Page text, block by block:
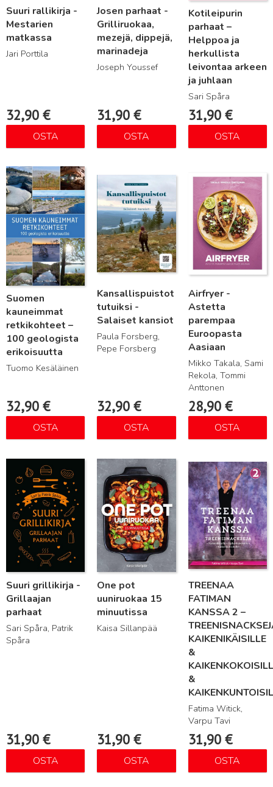
Suuri rallikirja -
Mestarien
matkassa
Jari Porttila
32,90 €
OSTA
Josen parhaat -
Grilliruokaa,
mezejä, dippejä,
marinadeja
Joseph Youssef
31,90€
OSTA
Kotileipurin
parhaat –
Helppoa ja
herkullista
leivontaa arkeen
ja juhlaan
Sari Spåra
31,90 €
OSTA
Suomen
kauneimmat
retkikohteet –
100 geologista
erikoisuutta
Tuomo Kesäläinen
32,90 €
OSTA
Lue lisää
Kansallispuistot
tutuiksi -
Salaiset kansiot
Paula Forsberg,
Pepe Forsberg
32,90€
OSTA
Lue lisää
Airfryer -
Astetta
parempaa
Euroopasta
Aasiaan
Mikko Takala, Sami
Rekola, Tommi
Anttonen
28,90 €
OSTA
Suuri grillikirja -
Grillaajan
parhaat
Sari Spåra, Patrik
Spåra
31,90 €
OSTA
Lue lisää
One pot
uuniruokaa 15
minuutissa
Kaisa Sillanpää
31,90€
OSTA
Lue lisää
TREENAA
FATIMAN
KANSSA 2 –
KAIKENIKÄISILLE
&
&
Fatima Witick,
Varpu Tavi
31,90 €
OSTA
Lue lisää